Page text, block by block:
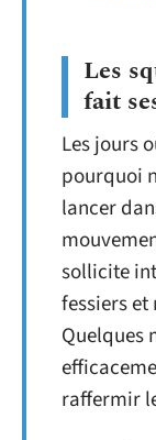
Les
fait
Les jours
pourquoi
lancer
sollicite
fessiers
Quelques
raffermir